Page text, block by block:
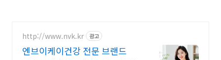
http://www.nvk.kr 광고
엔브이케이건강 전문 브랜드